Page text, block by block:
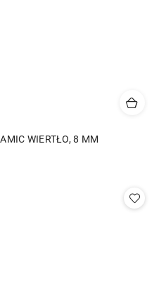
WIERTŁO, 8 MM